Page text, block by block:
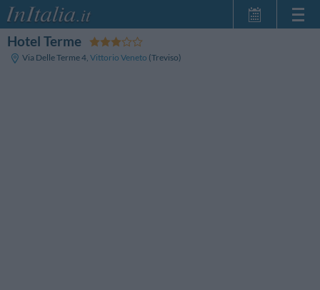
Hotel Terme
Via Delle Terme 4, Vittorio Veneto (Treviso)